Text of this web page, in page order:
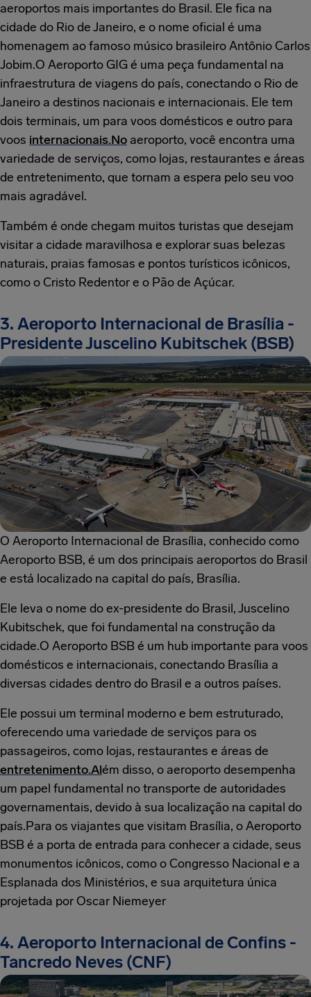
aeroportos mais importantes do Brasil. Ele fica na
cidade do Rio de Janeiro, e o nome oficial é uma
homenagem ao famoso músico brasileiro Antônio Carlos
Jobim.O Aeroporto GIG é uma peça fundamental na
infraestrutura de viagens do país, conectando o Rio de
Janeiro a destinos nacionais e internacionais. Ele tem
dois terminais, um para voos domésticos e outro para
voos internacionais.No aeroporto, você encontra uma
variedade de serviços, como lojas, restaurantes e áreas
de entretenimento, que tornam a espera pelo seu voo
mais agradável.
Também é onde chegam muitos turistas que desejam
visitar a cidade maravilhosa e explorar suas belezas
naturais, praias famosas e pontos turísticos icônicos,
como o Cristo Redentor e o Pão de Açúcar.
3. Aeroporto Internacional de Brasília -
Presidente Juscelino Kubitschek (BSB)
O Aeroporto Internacional de Brasília, conhecido como
Aeroporto BSB, é um dos principais aeroportos do Brasil
e está localizado na capital do país, Brasília.
Ele leva o nome do ex-presidente do Brasil, Juscelino
Kubitschek, que foi fundamental na construção da
cidade.O Aeroporto BSB é um hub importante para voos
domésticos e internacionais, conectando Brasília a
diversas cidades dentro do Brasil e a outros países.
Ele possui um terminal moderno e bem estruturado,
oferecendo uma variedade de serviços para os
passageiros, como lojas, restaurantes e áreas de
entretenimento.Além disso, o aeroporto desempenha
um papel fundamental no transporte de autoridades
governamentais, devido à sua localização na capital do
país.Para os viajantes que visitam Brasília, o Aeroporto
BSB é a porta de entrada para conhecer a cidade, seus
monumentos icônicos, como o Congresso Nacional e a
Esplanada dos Ministérios, e sua arquitetura única
projetada por Oscar Niemeyer
4. Aeroporto Internacional de Confins -
Tancredo Neves (CNF)